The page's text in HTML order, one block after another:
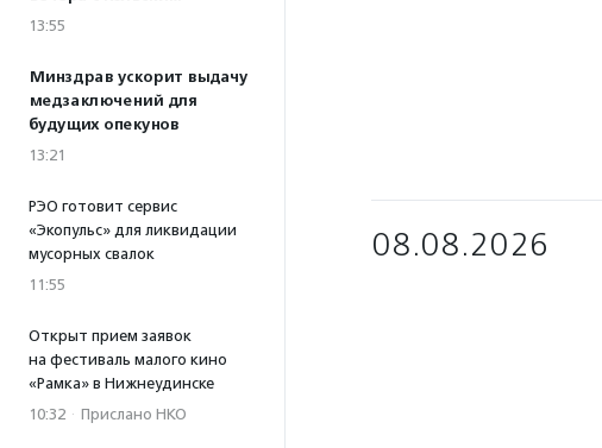
13:55
Минздрав ускорит выдачу
медзаключений для
будущих опекунов
13:21
РЭО готовит сервис
«Экопульс» для ликвидации
мусорных свалок
11:55
Открыт прием заявок
на фестиваль малого кино
«Рамка» в Нижнеудинске
10:32 · Прислано НКО
08.08.2026